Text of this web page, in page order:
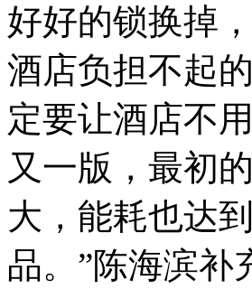
好好的锁换掉
酒店负担不起
定要让酒店不
又一版，最初
大，能耗也达
品。”陈海滨补